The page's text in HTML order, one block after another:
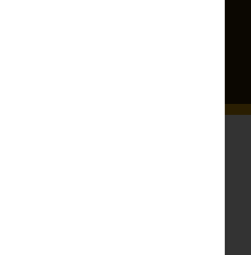
ГЛАВА 19.
ДЕТЕЙ
которых допускается